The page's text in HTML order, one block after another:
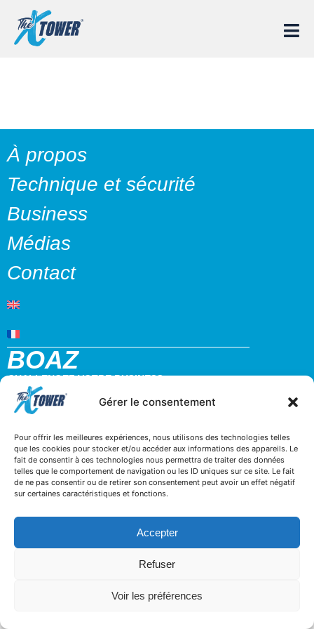
Gérer le consentement
Pour offrir les meilleures expériences, nous utilisons des technologies telles
que les cookies pour stocker et/ou accéder aux informations des appareils. Le
fait de consentir à ces technologies nous permettra de traiter des données
telles que le comportement de navigation ou les ID uniques sur ce site. Le fait
de ne pas consentir ou de retirer son consentement peut avoir un effet négatif
sur certaines caractéristiques et fonctions.
Accepter
Refuser
Voir les préférences
À propos
Technique et sécurité
Business
Médias
Contact
BOAZ
CHALLENGEZ VOTRE BUSINESS
32 rue d’hem 59780 WILLEMS
+33 3 20 64 07 82